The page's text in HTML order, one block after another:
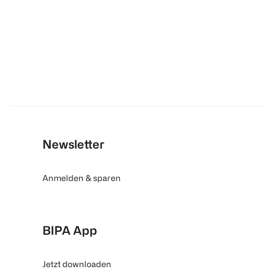
Newsletter
Anmelden & sparen
BIPA App
Jetzt downloaden